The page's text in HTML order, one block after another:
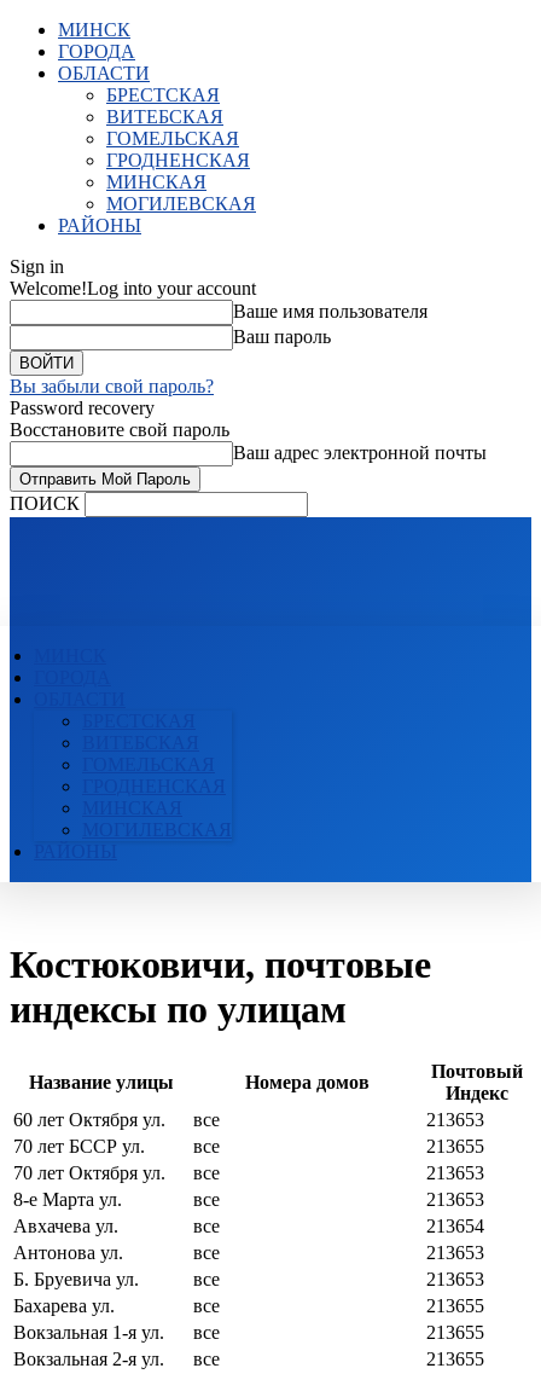
МИНСК
ГОРОДА
ОБЛАСТИ
БРЕСТСКАЯ
ВИТЕБСКАЯ
ГОМЕЛЬСКАЯ
ГРОДНЕНСКАЯ
МИНСКАЯ
МОГИЛЕВСКАЯ
РАЙОНЫ
Sign in
Welcome!Log into your account
Ваше имя пользователя
Ваш пароль
Вы забыли свой пароль?
Password recovery
Восстановите свой пароль
Ваш адрес электронной почты
ПОИСК
ГРОДНЕНСКАЯ
МОГИЛЕВСКАЯ
Костюковичи, почтовые
индексы по улицам
Название улицы Номера домов
Почтовый
Индекс
60 лет Октября ул.
все
213653
70 лет БССР ул.
все
213655
70 лет Октября ул.
все
213653
8-е Марта ул.
все
213653
Авхачева ул.
все
213654
Антонова ул.
все
213653
Б. Бруевича ул.
все
213653
Бахарева ул.
все
213655
Вокзальная 1-я ул.
все
213655
Вокзальная 2-я ул.
все
213655